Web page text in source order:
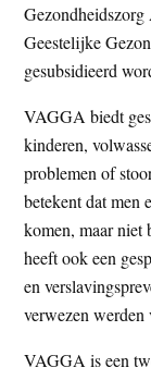
Geestelijke
gesubsidieerd
VAGGA biedt
kinderen,
problemen of
betekent dat men
komen, maar
heeft ook een
en
verwezen werden
VAGGA is een